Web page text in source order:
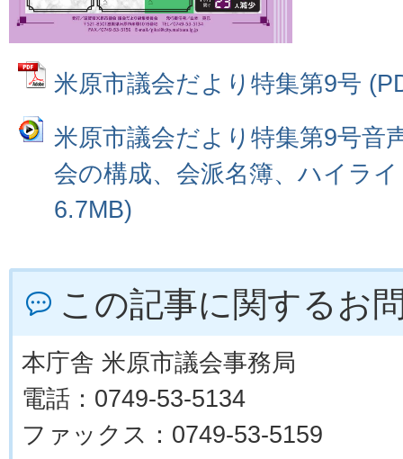
米原市議会だより特集第9号
米原市議会だより特集第9号音
会の構成、会派名簿、ハイラ
6.7MB)
この記事に関するお
本庁舎 米原市議会事務局
電話：0749-53-5134
ファックス：0749-53-5159